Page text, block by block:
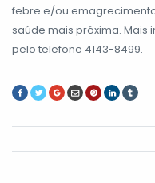
febre e/ou
saúde mais próxima.
pelo telefone 4143-8499.